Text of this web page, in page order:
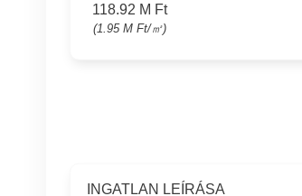
118.92 M Ft
(1.95 M Ft/㎡)
INGATLAN LEÍRÁSA